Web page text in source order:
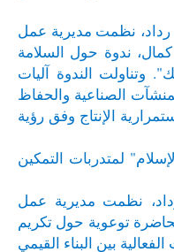
رداد، نظمت مديرية عمل
ندوة حول السلامة
وتناولت الندوة آليات
الصناعية والحفاظ
الإنتاج وفق رؤية
لمتدربات التمكين
نظمت مديرية عمل
توعوية حول تكريم
بين البناء القيمي